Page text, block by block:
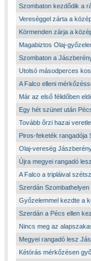
Szombaton kezdődik a
Vereséggel zárta a
Körmenden zárja a
Magabiztos Olaj-
Szombaton a
Utolsó másodperces
A Falco elleni
Már az első félidőben
Egy hét szünet után
Tovább őrzi hazai
Piros-feketék rangadója
Olaj-vereség
Újra megyei rangadó
A Falco a tripláival
Szerdán
Győzelemmel kezdte a
Szerdán a Pécs ellen
Nincs meg az
Megyei rangadó lesz
Kétórás mérkőzésen